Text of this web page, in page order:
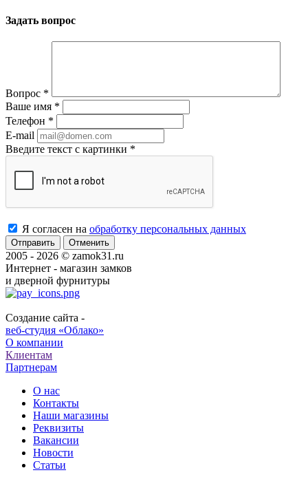
Задать вопрос
Вопрос *
Ваше имя *
Телефон *
E-mail
Введите текст с картинки *
Я согласен на обработку персональных данных
Отменить
2005 - 2026 © zamok31.ru
Интернет - магазин замков
и дверной фурнитуры
Создание сайта -
веб-студия «Облако»
О компании
Клиентам
Партнерам
О нас
Контакты
Наши магазины
Реквизиты
Вакансии
Новости
Статьи